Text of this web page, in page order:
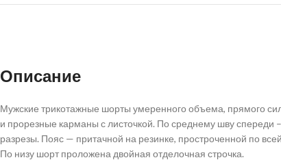
Описание
Мужские трикотажные шорты умеренного объема, прямого
и прорезные карманы с листочкой. По среднему шву спереди
разрезы. Пояс — притачной на резинке, простроченной по
По низу шорт проложена двойная отделочная строчка.